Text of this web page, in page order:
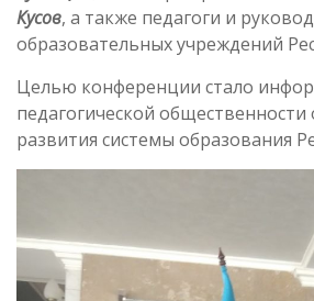
Кусов, а также педагоги и
образовательных учреждений
Целью конференции стало
педагогической общественности
развития системы образования